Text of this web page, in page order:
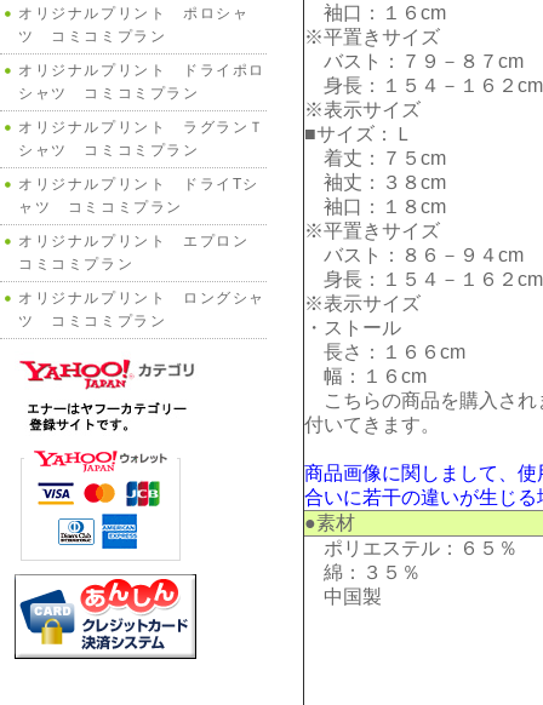
袖口：１６cm
※平置きサイズ
バスト：７９－８７cm
身長：１５４－１６２cm
※表示サイズ
■サイズ：Ｌ
着丈：７５cm
袖丈：３８cm
袖口：１８cm
※平置きサイズ
バスト：８６－９４cm
身長：１５４－１６２cm
※表示サイズ
・ストール
長さ：１６６cm
幅：１６cm
こちらの商品を購入され
付いてきます。
商品画像に関しまして、
合いに若干の違いが生じ
●素材
ポリエステル：６５％
綿：３５％
中国製
オリジナルプリント ポロシャ
ツ コミコミプラン
オリジナルプリント ドライポロ
シャツ コミコミプラン
オリジナルプリント ラグランＴ
シャツ コミコミプラン
オリジナルプリント ドライTシ
ャツ コミコミプラン
オリジナルプリント エプロン
コミコミプラン
オリジナルプリント ロングシャ
ツ コミコミプラン